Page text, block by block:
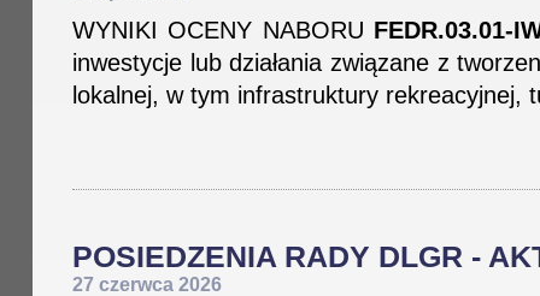
WYNIKI OCENY NABORU FEDR.03.01-
inwestycje lub działania związane z
lokalnej, w tym infrastruktury rekreacyjnej,
POSIEDZENIA RADY DLGR -
27 czerwca 2026